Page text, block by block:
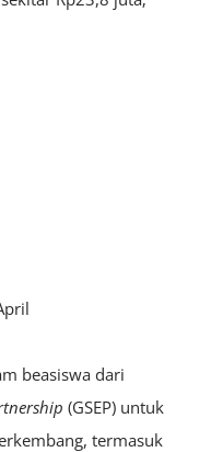
beasiswa dari
(GSEP) untuk
termasuk